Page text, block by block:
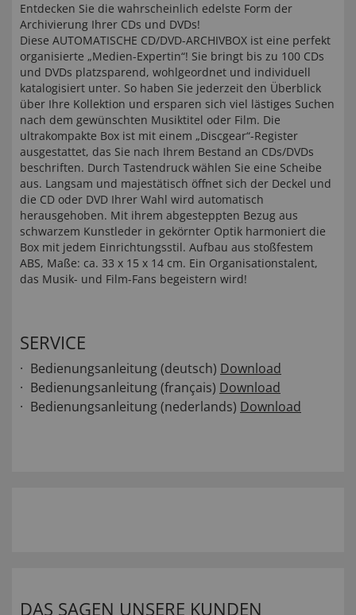
Entdecken Sie die wahrscheinlich edelste Form der
Archivierung Ihrer CDs und DVDs!
Diese AUTOMATISCHE CD/DVD-ARCHIVBOX ist eine perfekt
organisierte „Medien-Expertin“! Sie bringt bis zu 100 CDs
und DVDs platzsparend, wohlgeordnet und individuell
katalogisiert unter. So haben Sie jederzeit den Überblick
über Ihre Kollektion und ersparen sich viel lästiges Suchen
nach dem gewünschten Musiktitel oder Film. Die
ultrakompakte Box ist mit einem „Discgear“-Register
ausgestattet, das Sie nach Ihrem Bestand an CDs/DVDs
beschriften. Durch Tastendruck wählen Sie eine Scheibe
aus. Langsam und majestätisch öffnet sich der Deckel und
die CD oder DVD Ihrer Wahl wird automatisch
herausgehoben. Mit ihrem abgesteppten Bezug aus
schwarzem Kunstleder in gekörnter Optik harmoniert die
Box mit jedem Einrichtungsstil. Aufbau aus stoßfestem
ABS, Maße: ca. 33 x 15 x 14 cm. Ein Organisationstalent,
das Musik- und Film-Fans begeistern wird!
SERVICE
Bedienungsanleitung (deutsch) Download
Bedienungsanleitung (français) Download
Bedienungsanleitung (nederlands) Download
DAS SAGEN UNSERE KUNDEN